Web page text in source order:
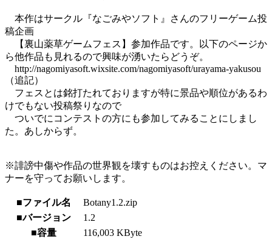
本作はサークル『なごみやソフト』さんのフリーゲーム投
稿企画
【裏山薬草ゲームフェス】参加作品です。以下のページか
ら他作品も見れるので興味が湧いたらどうぞ。
http://nagomiyasoft.wixsite.com/nagomiyasoft/urayama-yakusou
（追記）
フェスとは銘打たれておりますが特に景品や順位があるわ
けでもない投稿祭りなので
ついでにコンテストの方にも参加してみることにしまし
た。あしからず。
※誹謗中傷や作品の世界観を壊すものはお控えください。マ
ナーを守ってお願いします。
■ファイル名
Botany1.2.zip
■バージョン
1.2
■容量
116,003 KByte